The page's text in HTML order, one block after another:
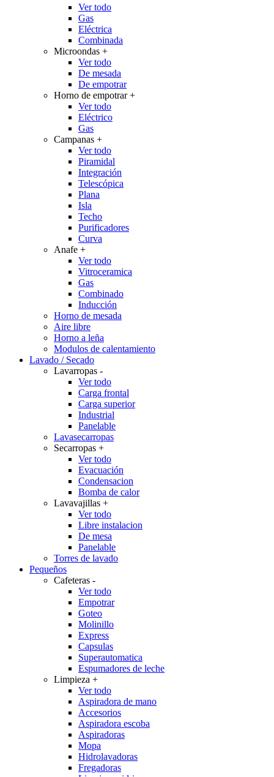
Ver todo
Gas
Eléctrica
Combinada
Microondas +
Ver todo
De mesada
De empotrar
Horno de empotrar+
Ver todo
Eléctrico
Gas
Campanas +
Ver todo
Piramidal
Integración
Telescópica
Plana
Isla
Techo
Purificadores
Curva
Anafe +
Ver todo
Vitroceramica
Gas
Combinado
Inducción
Horno de mesada
Aire libre
Horno a leña
Modulos de calentamiento
Lavado / Secado
Lavarropas -
Ver todo
Carga frontal
Carga superior
Industrial
Panelable
Lavasecarropas
Secarropas +
Ver todo
Evacuación
Condensacion
Bomba de calor
Lavavajillas +
Ver todo
Libre instalacion
De mesa
Panelable
Torres de lavado
Pequeños
Cafeteras -
Ver todo
Empotrar
Goteo
Molinillo
Express
Capsulas
Superautomatica
Espumadores de leche
Limpieza +
Ver todo
Aspiradora de mano
Accesorios
Aspiradora escoba
Aspiradoras
Mopa
Hidrolavadoras
Fregadoras